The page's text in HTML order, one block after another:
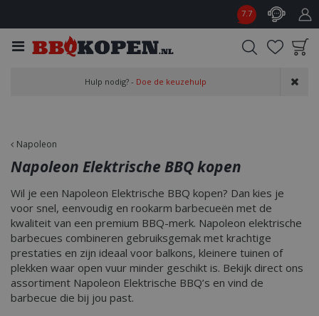
Napoleon
7.7
aan wensenlijst
Hulp nodig? - Doe de keuzehulp
Napoleon Elektrische BBQ kopen
Wil je een Napoleon Elektrische BBQ kopen? Dan kies je
voor snel, eenvoudig en rookarm barbecueën met de
kwaliteit van een premium BBQ-merk. Napoleon elektrische
barbecues combineren gebruiksgemak met krachtige
prestaties en zijn ideaal voor balkons, kleinere tuinen of
plekken waar open vuur minder geschikt is. Bekijk direct ons
assortiment Napoleon Elektrische BBQ’s en vind de
barbecue die bij jou past.